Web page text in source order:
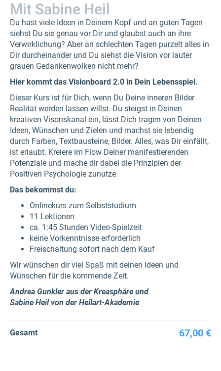
Mit Sabine Heil
Du hast viele Ideen in Deinem Kopf und an guten Tagen
siehst Du sie genau vor Dir und glaubst auch an ihre
Verwirklichung? Aber an schlechten Tagen purzelt alles in
Dir durcheinander und Du siehst die Vision vor lauter
grauen Gedankenwolken nicht mehr?
Hier kommt das Visionboard 2.0 in Dein Lebensspiel.
Dieser Kurs ist für Dich, wenn Du Deine inneren Bilder
Realität werden lassen willst. Du steigst in Deinen
kreativen Visonskanal ein, lässt Dich tragen von Deinen
Ideen, Wünschen und Zielen und machst sie lebendig
durch Farben, Textbausteine, Bilder. Alles, was Dir einfällt,
ist erlaubt. Kreiere im Flow Deiner manifestierenden
Potenziale und mache dir dabei die Prinzipien der
Positiven Psychologie zunutze.
Das bekommst du:
Onlinekurs zum Selbststudium
11 Lektionen
ca. 1:45 Stunden Video-Spielzeit
keine Vorkenntnisse erforderlich
Freischaltung sofort nach dem Kauf
Wir wünschen dir viel Spaß mit deinen Ideen und
Wünschen für die kommende Zeit.
Andrea Gunkler aus der Kreasphäre und
Sabine Heil von der Heilart-Akademie
Gesamt 67,00 €